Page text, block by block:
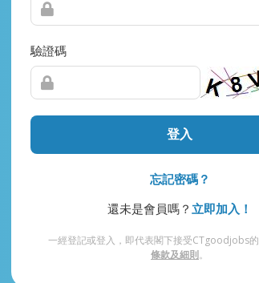
驗證碼
登入
忘記密碼？
還未是會員嗎？ 立即加入！
一經登記或登入，即代表閣下接受CTgoodjobs的
條款及細則。